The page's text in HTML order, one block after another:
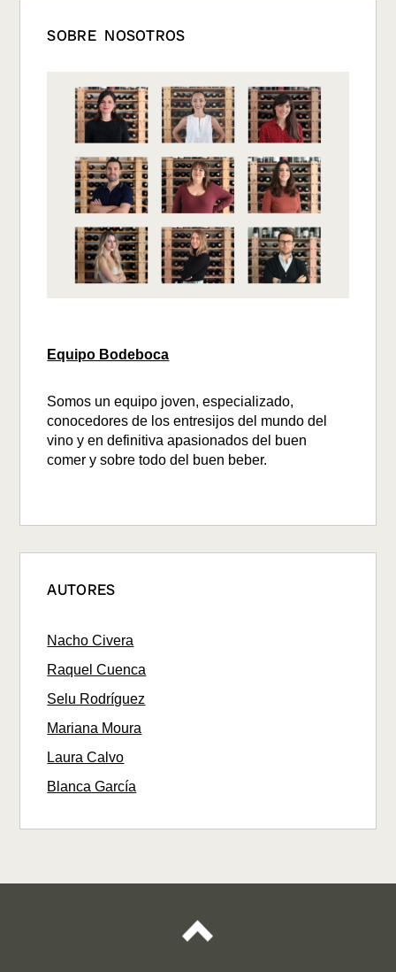
SOBRE NOSOTROS
Equipo Bodeboca
Somos un equipo joven, especializado,
conocedores de los entresijos del mundo del
vino y en definitiva apasionados del buen
comer y sobre todo del buen beber.
AUTORES
Nacho Civera
Raquel Cuenca
Selu Rodríguez
Mariana Moura
Laura Calvo
Blanca García